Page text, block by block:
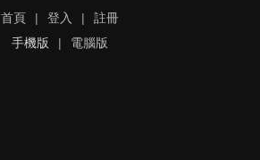
首頁 | 登入 |
註冊
手機版
| 電腦版